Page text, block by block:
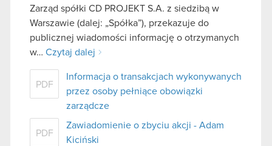
Zarząd spółki CD PROJEKT S.A. z siedzibą w
Warszawie (dalej: „Spółka”), przekazuje do
publicznej wiadomości informację o otrzymanych
w… Czytaj dalej
PDF
Informacja o transakcjach wykonywanych
przez osoby pełniące obowiązki
zarządcze
PDF
Zawiadomienie o zbyciu akcji - Adam
Kiciński